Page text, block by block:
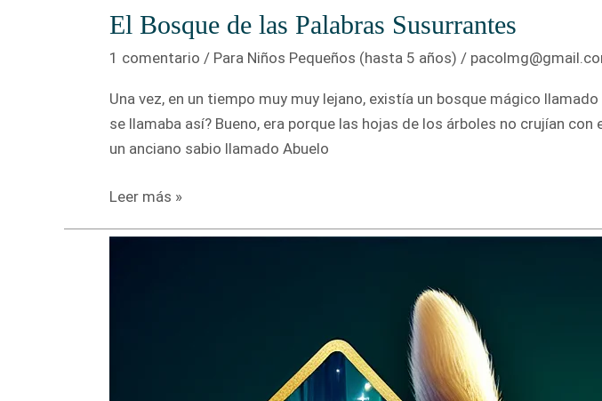
El Bosque de las Palabras Susurrantes
1 comentario / Para Niños Pequeños (hasta 5 años) /
Una vez, en un tiempo muy muy lejano, existía un bosque mágico
se llamaba así? Bueno, era porque las hojas de los árboles no crujían
un anciano sabio llamado Abuelo
El
Leer más »